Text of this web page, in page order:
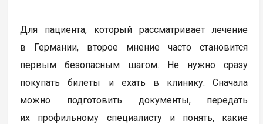
Для пациента, который рассматривает лечение
в Германии, второе мнение часто становится
первым безопасным шагом. Не нужно сразу
покупать билеты и ехать в клинику. Сначала
можно подготовить документы, передать
их профильному специалисту и понять, какие